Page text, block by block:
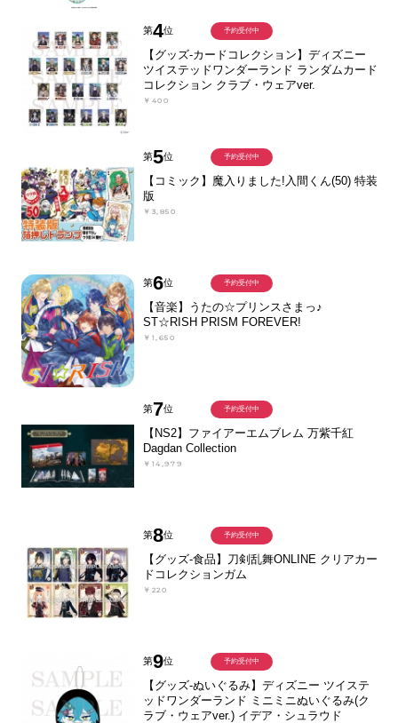
第4位
【グッズ-カードコレクション】ディズニー
ツイステッドワンダーランド ランダムカード
コレクション クラブ・ウェアver.
￥400
予約受付中
第5位
【コミック】魔入りました!入間くん(50) 特装
版
￥3,850
予約受付中
第6位
【音楽】うたの☆プリンスさまっ♪
ST☆RISH PRISM FOREVER!
￥1,650
予約受付中
第7位
【NS2】ファイアーエムブレム 万紫千紅
Dagdan Collection
￥14,979
予約受付中
第8位
【グッズ-食品】刀剣乱舞ONLINE クリアカー
ドコレクションガム
￥220
予約受付中
第9位
【グッズ-ぬいぐるみ】ディズニー ツイステ
ッドワンダーランド ミニミニぬいぐるみ(ク
ラブ・ウェアver.) イデア・シュラウド
予約受付中